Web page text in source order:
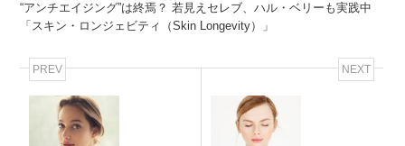
“アンチエイジング”は終焉？ 若見えセレブ、ハル・ベリーも実践中
「スキン・ロンジェビティ（Skin Longevity）」
PREV NEXT